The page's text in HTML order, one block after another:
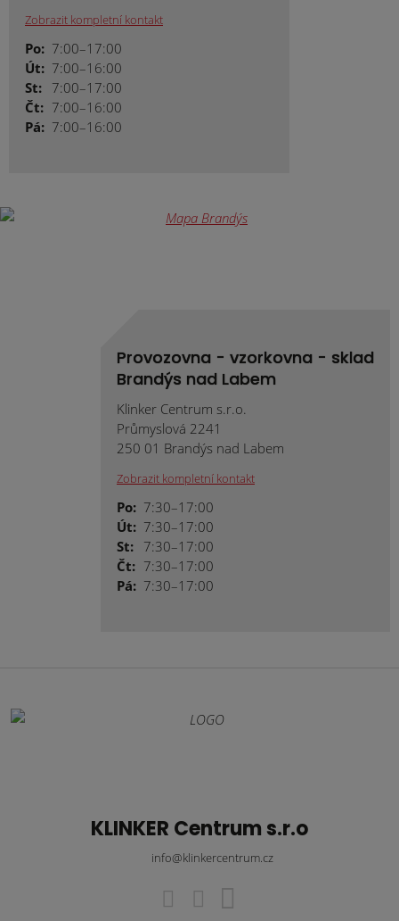
Zobrazit kompletní kontakt
Po: 7:00–17:00
Út: 7:00–16:00
St: 7:00–17:00
Čt: 7:00–16:00
Pá: 7:00–16:00
Provozovna - vzorkovna - sklad
Brandýs nad Labem
Klinker Centrum s.r.o.
Průmyslová 2241
250 01 Brandýs nad Labem
Zobrazit kompletní kontakt
Po: 7:30–17:00
Út: 7:30–17:00
St: 7:30–17:00
Čt: 7:30–17:00
Pá: 7:30–17:00
KLINKER Centrum s.r.o
info@klinkercentrum.cz